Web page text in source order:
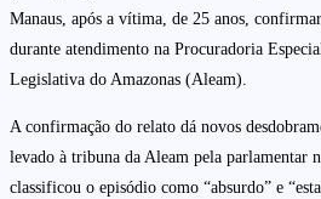
Manaus, após a vítima, de 25 anos,
durante atendimento na Procuradoria
Legislativa do Amazonas (Aleam).
A confirmação do relato dá novos
levado à tribuna da Aleam pela parlamentar
classificou o episódio como “absurdo” e